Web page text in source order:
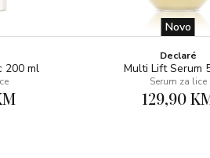
200 ml
Novo
Declaré
Multi Lift Serum
Serum za lice
129,90